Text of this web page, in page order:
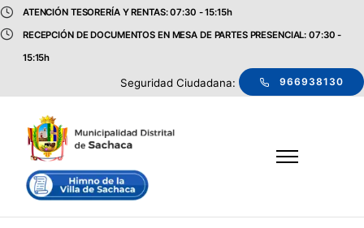
ATENCIÓN TESORERÍA Y RENTAS: 07:30 - 15:15h
RECEPCIÓN DE DOCUMENTOS EN MESA DE PARTES PRESENCIAL: 07:30 -
15:15h
Seguridad Ciudadana: 966938130